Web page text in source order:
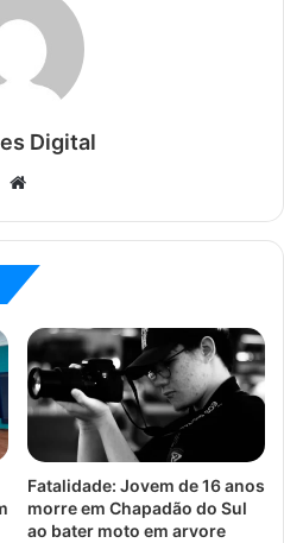
Digital
Website
Fatalidade: Jovem de 16 anos
morre em Chapadão do Sul
ao bater moto em arvore